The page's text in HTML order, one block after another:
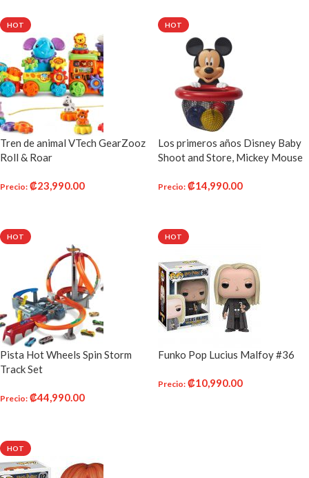
HOT
Tren de animal VTech GearZooz
Roll & Roar
Precio: ₡23,990.00
HOT
Los primeros años Disney Baby
Shoot and Store, Mickey Mouse
Precio: ₡14,990.00
HOT
Pista Hot Wheels Spin Storm
Track Set
Precio: ₡44,990.00
HOT
Funko Pop Lucius Malfoy #36
Precio: ₡10,990.00
HOT